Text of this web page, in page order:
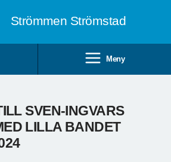
Strömmen Strömstad
Meny
SVEN-INGVARS
LILLA BANDET